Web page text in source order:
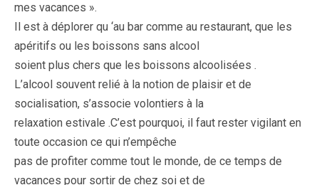
mes vacances ».
Il est à déplorer qu ‘au bar comme au restaurant, que les
apéritifs ou les boissons sans alcool
soient plus chers que les boissons alcoolisées .
L’alcool souvent relié à la notion de plaisir et de
socialisation, s’associe volontiers à la
relaxation estivale .C’est pourquoi, il faut rester vigilant en
toute occasion ce qui n’empêche
pas de profiter comme tout le monde, de ce temps de
vacances pour sortir de chez soi et de